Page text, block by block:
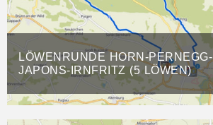
LÖWENRUNDE HORN-PERNEGG-
JAPONS-IRNFRITZ (5 LÖWEN)